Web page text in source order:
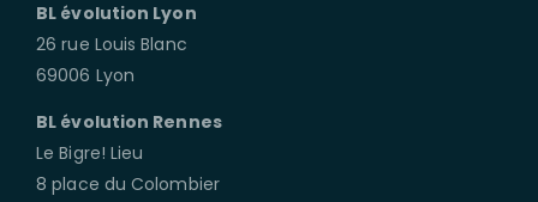
BL évolution Lyon
26 rue Louis Blanc
69006 Lyon
BL évolution Rennes
Le Bigre! Lieu
8 place du Colombier